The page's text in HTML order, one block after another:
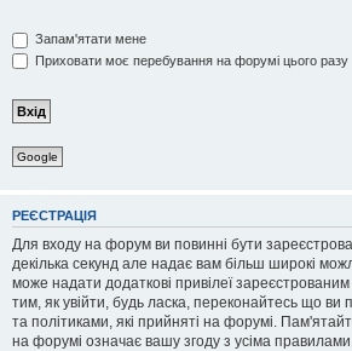
Запам'ятати мене
Приховати моє перебування на форумі цього разу
Google
РЕЄСТРАЦІЯ
Для входу на форум ви повинні бути
декілька секунд але надає вам більш широкі
може надати додаткові привілеї
тим, як увійти, будь ласка, переконайтесь що ви
та політиками, які прийняті на форумі.
на форумі означає вашу згоду з усіма правилами.